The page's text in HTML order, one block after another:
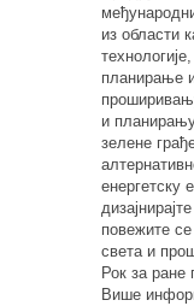
из области
планирање
и
зелене
енергетску
повежите
света и
Рок за ране
Више